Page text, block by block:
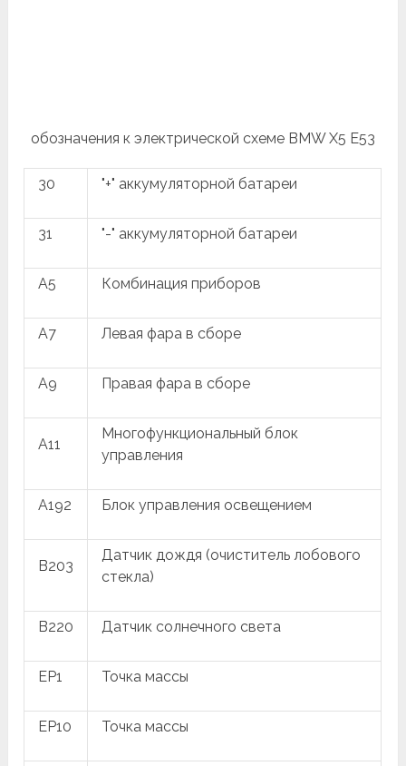
обозначения к электрической схеме BMW X5 E53
30 "+" аккумуляторной батареи
31 "-" аккумуляторной батареи
A5 Комбинация приборов
A7 Левая фара в сборе
A9 Правая фара в сборе
A11
Многофункциональный блок
управления
A192 Блок управления освещением
B203
Датчик дождя (очиститель лобового
стекла)
B220 Датчик солнечного света
EP1 Точка массы
EP10 Точка массы